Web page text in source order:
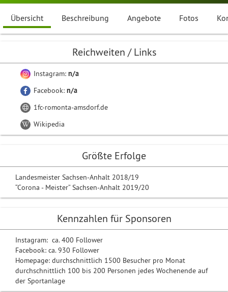
Übersicht Beschreibung Angebote Fotos
Reichweiten / Links
Instagram: n/a
Facebook: n/a
1fc-romonta-amsdorf.de
Wikipedia
Größte Erfolge
Landesmeister Sachsen-Anhalt 2018/19
“Corona - Meister” Sachsen-Anhalt 2019/20
Kennzahlen für Sponsoren
Instagram: ca. 400 Follower
Facebook: ca. 930 Follower
Homepage: durchschnittlich 1500 Besucher pro Monat
durchschnittlich 100 bis 200 Personen jedes Wochenende auf
der Sportanlage